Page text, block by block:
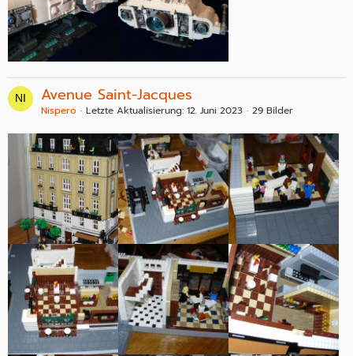
Avenue Saint-Jacques
Nispero Letzte Aktualisierung: 12. Juni 2023 29 Bilder